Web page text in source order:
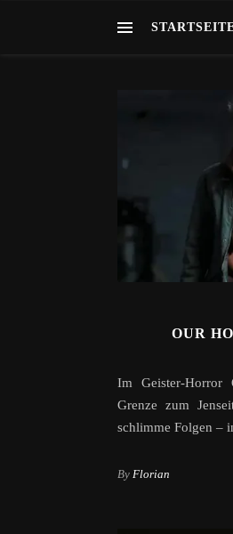
OUR
Im Geister-
Grenze zum
schlimme Folgen –
By Florian